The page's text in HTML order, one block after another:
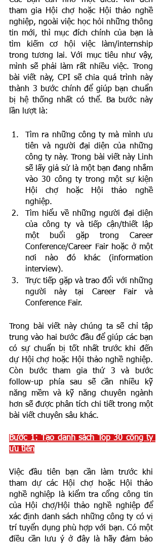
tham gia Hội chợ hoặc Hội thảo nghề
nghiệp, ngoài việc học hỏi những thông
tin mới, thì mục đích chính của bạn là
tìm kiếm cơ hội việc làm/internship
trong tương lai. Với mục tiêu như vậy,
mình sẽ phải làm rất nhiều việc. Trong
bài viết này, CPI sẽ chia quá trình này
thành 3 bước chính để giúp bạn chuẩn
bị hệ thống nhất có thể. Ba bước này
lần lượt là:
Tìm ra những công ty mà mình ưu
tiên và người đại diện của những
công ty này. Trong bài viết này Linh
sẽ lấy giả sử là một bạn đang nhắm
vào 30 công ty trong một sự kiện
Hội chợ hoặc Hội thảo nghề
nghiệp.
Tìm hiểu về những người đại diện
của công ty và tiếp cận/thiết lập
một buổi gặp trong Career
Conference/Career Fair hoặc ở một
nơi nào đó khác (information
interview).
Trực tiếp gặp và trao đổi với những
người này tại Career Fair và
Conference Fair.
Trong bài viết này chúng ta sẽ chỉ tập
trung vào hai bước đầu để giúp các bạn
có sự chuẩn bị tốt nhất trước khi đến
dự Hội chợ hoặc Hội thảo nghề nghiệp.
Còn bước tham gia thứ 3 và bước
follow-up phía sau sẽ cần nhiều kỹ
năng mềm và kỹ năng chuyên ngành
hơn sẽ được phân tích chi tiết trong một
bài viết chuyên sâu khác.
Bước 1: Tạo danh sách Top 30 công ty
ưu tiên
Việc đầu tiên bạn cần làm trước khi
tham dự các Hội chợ hoặc Hội thảo
nghề nghiệp là kiểm tra cổng công tin
của Hội chợ/Hội thảo nghề nghiệp để
xác định danh sách những công ty có vị
trí tuyển dụng phù hợp với bạn. Có một
điều cần lưu ý ở đây là hãy đảm bảo